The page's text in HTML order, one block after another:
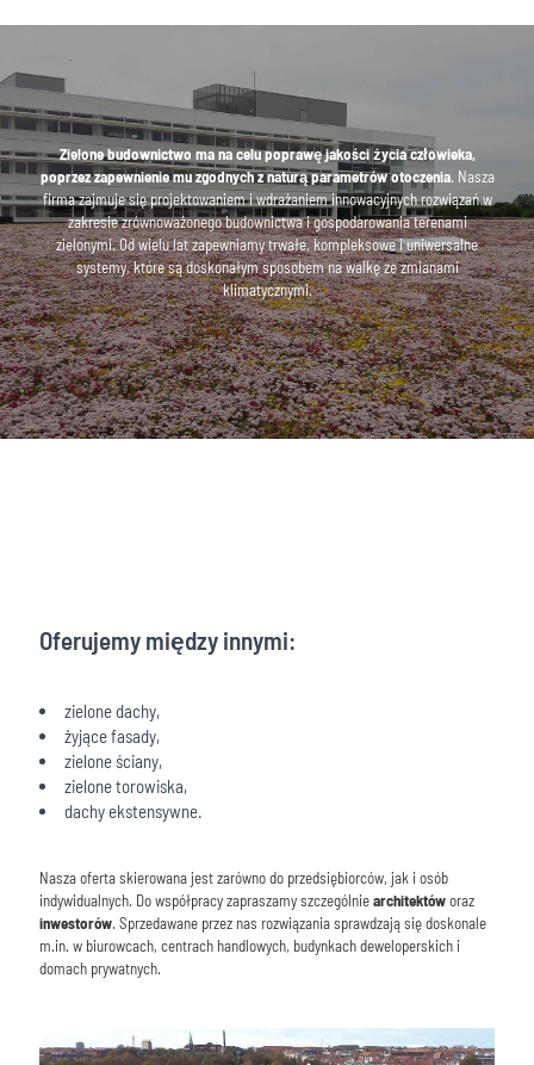
Zielone budownictwo ma na celu poprawę jakości życia człowieka,
poprzez zapewnienie mu zgodnych z naturą parametrów otoczenia. Nasza
firma zajmuje się projektowaniem i wdrażaniem innowacyjnych rozwiązań w
zakresie zrównoważonego budownictwa i gospodarowania terenami
zielonymi. Od wielu lat zapewniamy trwałe, kompleksowe i uniwersalne
systemy, które są doskonałym sposobem na walkę ze zmianami
klimatycznymi.
Oferujemy między innymi:
zielone dachy,
żyjące fasady,
zielone ściany,
zielone torowiska,
dachy ekstensywne.
Nasza oferta skierowana jest zarówno do przedsiębiorców, jak i osób
indywidualnych. Do współpracy zapraszamy szczególniearchitektóworaz
inwestorów. Sprzedawane przez nas rozwiązania sprawdzają się doskonale
m.in. w biurowcach, centrach handlowych, budynkach deweloperskich i
domach prywatnych.